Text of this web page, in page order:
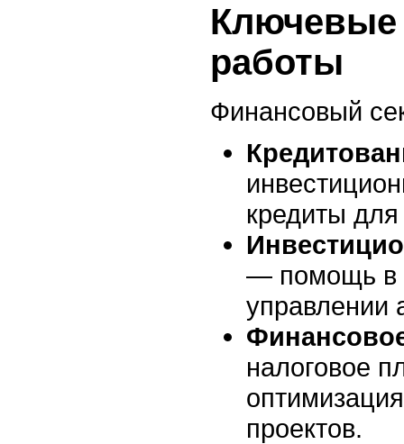
Ключевые
работы
Финансовый
кредиты
— помощь в
управлении
налоговое
проектов.